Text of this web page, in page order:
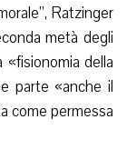
Ratzinger
metà degli
della
parte «anche il
come permessa